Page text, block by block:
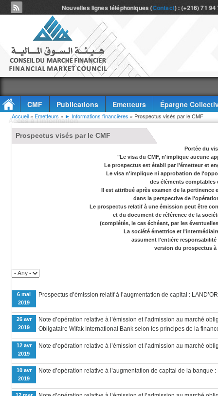
Nouvelles lignes téléphoniques (Contact) : (+216) 71
CMF Publications Emetteurs
Épargne
Accès à l'information
Vous êtes ici
Accueil » Emetteurs » ► Informations financières » Prospectus visés par le CMF
Prospectus visés par le CMF
Portée du
"Le visa du CMF, n'implique aucune
Le prospectus est établi par l'émetteur et
Le visa n'implique ni approbation de
des éléments comptables
Il est attribué après examen de la
dans la perspective de
Le prospectus relatif à une émission peut être
et du document de référence de la
(complétés, le cas échéant, par les
La société émettrice et
assument l'entière
version du prospectus à
6 mai
2019
Prospectus d’émission relatif à l’augmentation de capital : LAND’OR
26 avr
2019
Note d’opération relative à l’émission et l’admission au marché
Obligataire Wifak International Bank selon les principes de la
12 avr
2019
Note d’opération relative à l’émission et l’admission au marché
10 avr
2019
Note d’opération relative à l’augmentation de capital de la banque :